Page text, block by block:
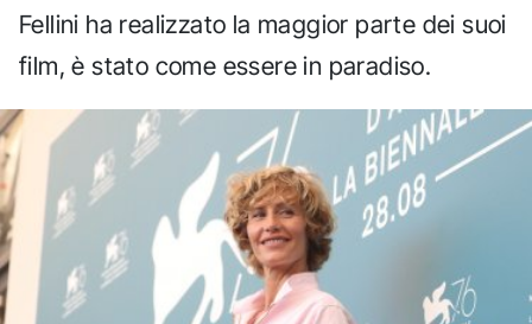
Fellini ha realizzato la maggior parte dei suoi
film, è stato come essere in paradiso.